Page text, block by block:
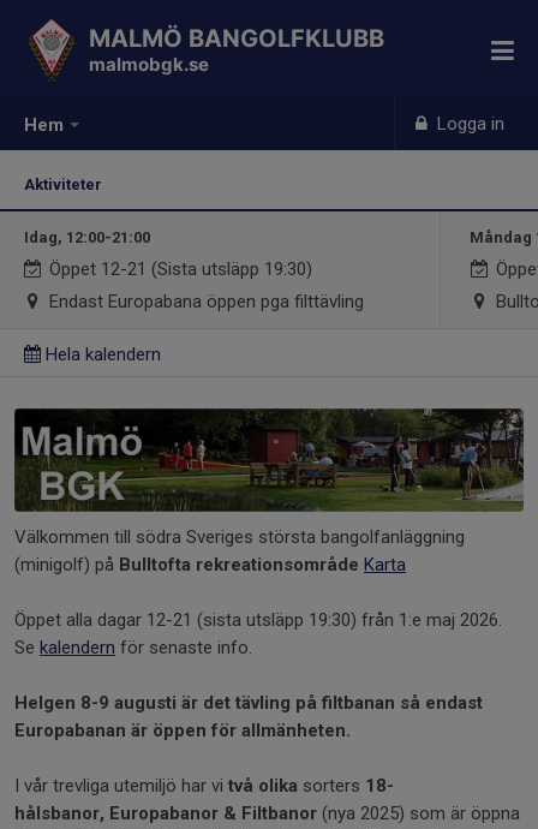
Hem Logga in
MALMÖ BANGOLFKLUBB
malmobgk.se
Aktiviteter
Idag, 12:00-21:00
Öppet 12-21 (Sista utsläpp 19:30)
Endast Europabana öppen pga filttävling
Måndag
Hela kalendern
Välkommen till södra Sveriges största bangolfanläggning
(minigolf) på Bulltofta rekreationsområde Karta
Öppet alla dagar 12-21 (sista utsläpp 19:30) från 1:e maj 2026.
Se kalendern för senaste info.
Helgen 8-9 augusti är det tävling på filtbanan så endast
Europabanan är öppen för allmänheten.
I vår trevliga utemiljö har vi två olika sorters 18-
hålsbanor, Europabanor & Filtbanor (nya 2025) som är öppna